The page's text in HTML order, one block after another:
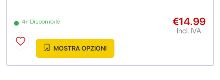
4+ Disponibile €14.99
Incl. IVA
MOSTRA OPZIONI